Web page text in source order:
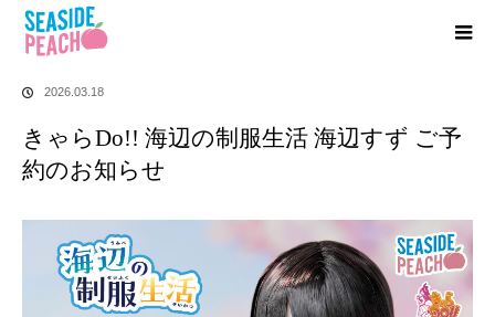
ホーム
お知らせ
2026.03.18
きゃらDo!! 海辺の制服生活 海辺すず ご予
約のお知らせ